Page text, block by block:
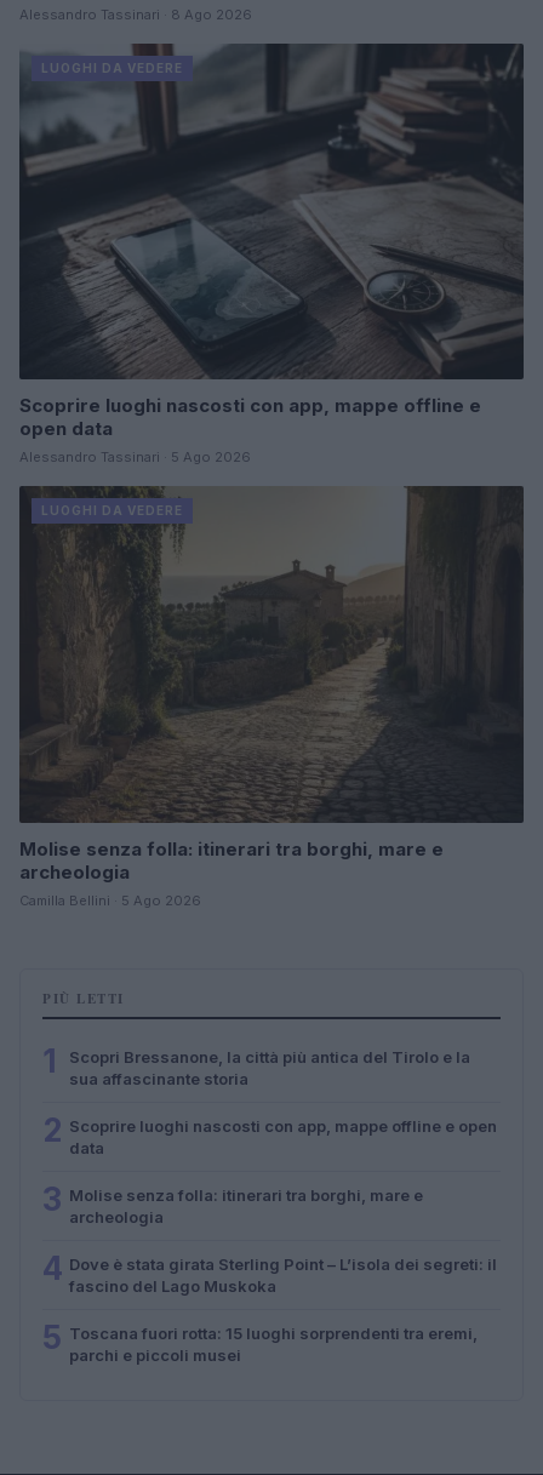
Alessandro Tassinari · 8 Ago 2026
LUOGHI DA VEDERE
Scoprire luoghi nascosti con app, mappe offline e
open data
Alessandro Tassinari · 5 Ago 2026
LUOGHI DA VEDERE
Molise senza folla: itinerari tra borghi, mare e
archeologia
Camilla Bellini · 5 Ago 2026
PIÙ LETTI
1
Scopri Bressanone, la città più antica del Tirolo e la
sua affascinante storia
2 Scoprire luoghi nascosti con app, mappe offline e open
data
3 Molise senza folla: itinerari tra borghi, mare e
archeologia
4 Dove è stata girata Sterling Point – L’isola dei segreti: il
fascino del Lago Muskoka
5 Toscana fuori rotta: 15 luoghi sorprendenti tra eremi,
parchi e piccoli musei